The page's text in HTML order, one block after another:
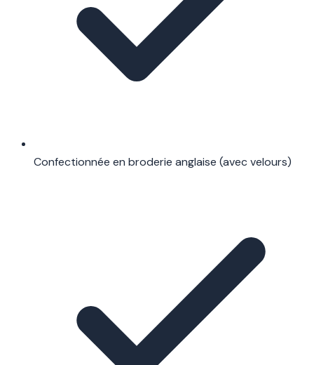
Confectionnée en broderie anglaise (avec velours)